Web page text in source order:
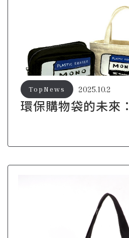
環保購物袋的未來
2025.10.2
TopNews